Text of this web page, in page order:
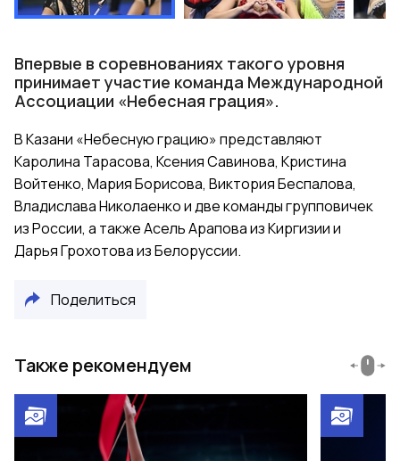
Впервые в соревнованиях такого уровня
принимает участие команда Международной
Ассоциации «Небесная грация».
В Казани «Небесную грацию» представляют
Каролина Тарасова, Ксения Савинова, Кристина
Войтенко, Мария Борисова, Виктория Беспалова,
Владислава Николаенко и две команды групповичек
из России, а также Асель Арапова из Киргизии и
Дарья Грохотова из Белоруссии.
Поделиться
Также рекомендуем